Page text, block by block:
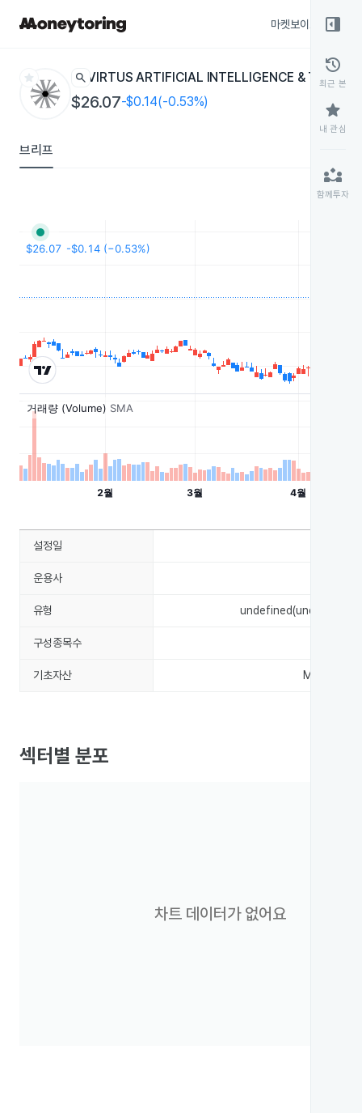
마켓보이스
star search VIRTUS ARTIFICIAL INTELLIGENCE &
$26.07-$0.14(-0.53%)
브리프
right_panel_open
history
최근 본
star
내 관심
partner_exchange
함께투자